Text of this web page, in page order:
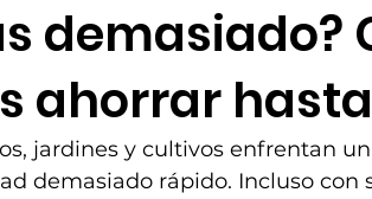
demasiado?
ahorrar hasta
jardines y cultivos enfrentan
demasiado rápido. Incluso con